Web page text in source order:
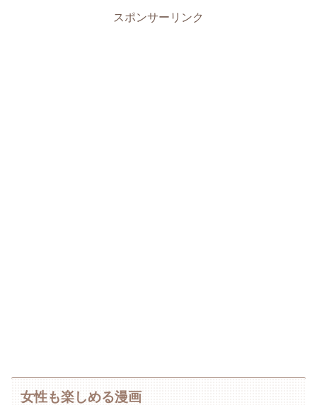
スポンサーリンク
女性も楽しめる漫画